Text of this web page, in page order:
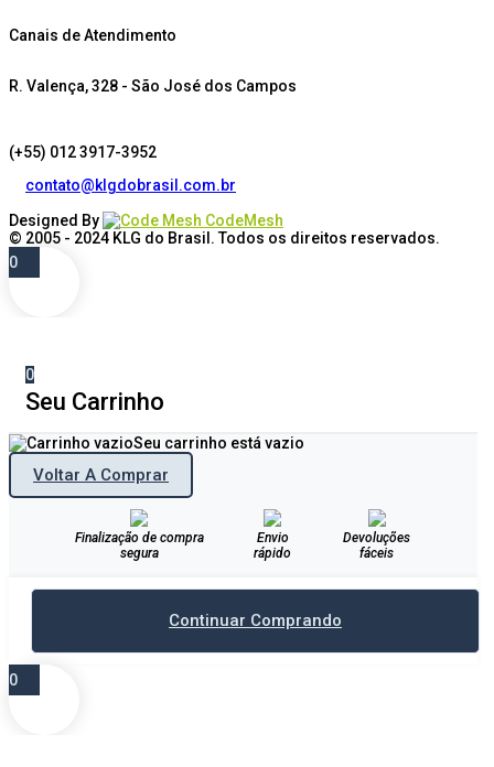
Canais de Atendimento
R. Valença, 328 - São José dos Campos
(+55) 012 3917-3952
contato@klgdobrasil.com.br
Designed By
CodeMesh
© 2005 - 2024 KLG do Brasil . Todos os direitos reservados.
0
0
Seu Carrinho
Seu carrinho está vazio
Voltar A Comprar
Finalização de compra
segura
Envio
rápido
Devoluções
fáceis
Continuar Comprando
0